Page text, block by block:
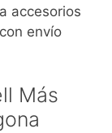
accesorios
envío
Más